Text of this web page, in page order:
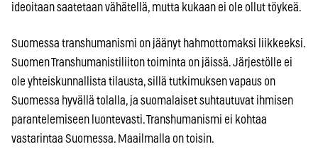
ideoitaan saatetaan vähätellä, mutta kukaan ei ole ollut töykeä.
Suomessa transhumanismi on jäänyt hahmottomaksi liikkeeksi.
Suomen Transhumanistiliiton toiminta on jäissä. Järjestölle ei
ole yhteiskunnallista tilausta, sillä tutkimuksen vapaus on
Suomessa hyvällä tolalla, ja suomalaiset suhtautuvat ihmisen
parantelemiseen luontevasti. Transhumanismi ei kohtaa
vastarintaa Suomessa. Maailmalla on toisin.